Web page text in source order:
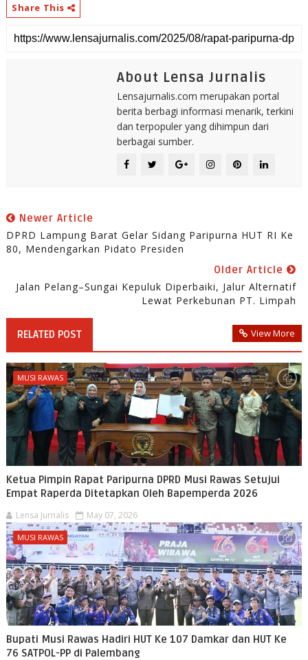
Share This
About Lensa Jurnalis
Lensajurnalis.com merupakan portal
berita berbagi informasi menarik, terkini
dan terpopuler yang dihimpun dari
berbagai sumber.
Newer Article
DPRD Lampung Barat Gelar Sidang Paripurna HUT RI Ke
80, Mendengarkan Pidato Presiden
Older Article
Jalan Pelang–Sungai Kepuluk Diperbaiki, Jalur Alternatif
Lewat Perkebunan PT. Limpah
RELATED POST View More
MUSI RAWAS
Ketua Pimpin Rapat Paripurna DPRD Musi Rawas Setujui
Empat Raperda Ditetapkan Oleh Bapemperda 2026
Lensa Jurnalis May 07, 2026
MUSI RAWAS
Bupati Musi Rawas Hadiri HUT Ke 107 Damkar dan HUT Ke
76 SATPOL-PP di Palembang